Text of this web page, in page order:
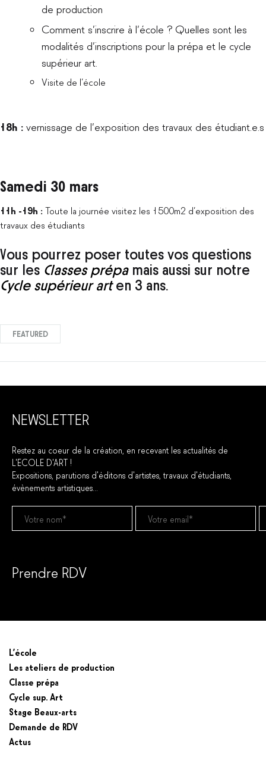
de production
Comment s’inscrire à l’école ? Quelles sont les
modalités d’inscriptions pour la prépa et le cycle
supérieur art.
Visite de l’école
18h : vernissage de l’exposition des travaux des étudiant.e.s
Samedi 30 mars
11h -19h : Toute la journée visitez les 1500m2 d’exposition des
travaux des étudiants
Vous pourrez poser toutes vos questions
sur les Classes prépa mais aussi sur notre
Cycle supérieur arten 3 ans.
FEATURED
NEWSLETTER
Restez au coeur de la création, en recevant les actualités de
L'ECOLE D'ART !
Expositions, parutions d'éditons d'artistes, travaux d'étudiants,
évènements artistiques...
Prendre RDV
L’école
Les ateliers de production
Classe prépa
Cycle sup. Art
Stage Beaux-arts
Demande de RDV
Actus